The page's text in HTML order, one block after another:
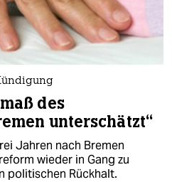
des
unterschätzt“
Jahren nach Bremen
wieder in Gang zu
politischen Rückhalt.